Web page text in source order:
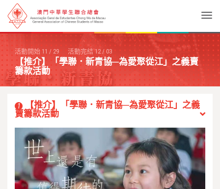
活動開始 11/29 活動完結 12/03
【推介】「學聯．新青協─為愛聚從江」之義賣
籌款活動
1
【推介】「學聯．新青協─為愛聚從江」之義
賣籌款活動